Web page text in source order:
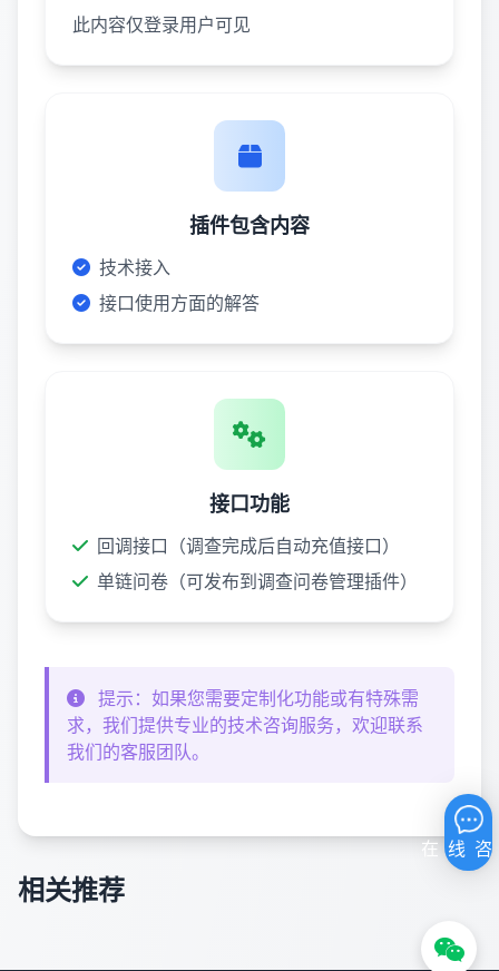
此内容仅登录用户可见
插件包含内容
技术接入
接口使用方面的解答
接口功能
回调接口（调查完成后自动充值接口）
单链问卷（可发布到调查问卷管理插件）
提示：如果您需要定制化功能或有特殊需
求，我们提供专业的技术咨询服务，欢迎联系
我们的客服团队。
相关推荐